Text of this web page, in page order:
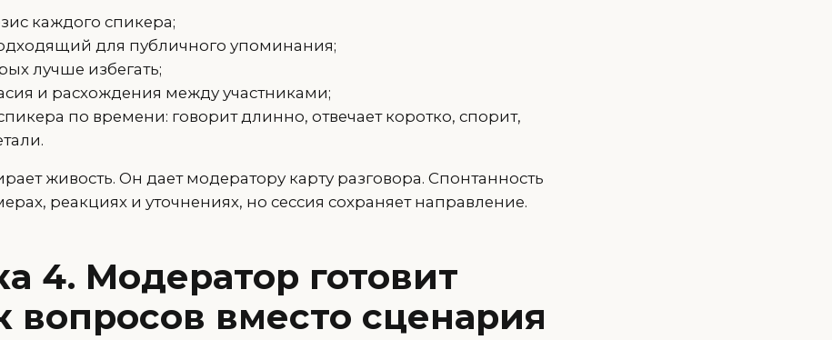
каждого спикера;
для публичного упоминания;
лучше избегать;
и расхождения между участниками;
по времени: говорит длинно, отвечает коротко, спорит,
живость. Он дает модератору карту разговора. Спонтанность
реакциях и уточнениях, но сессия сохраняет направление.
4. Модератор готовит
вопросов вместо сценария